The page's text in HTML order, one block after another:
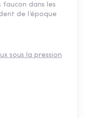
faucon dans les
de l’époque
sous la pression